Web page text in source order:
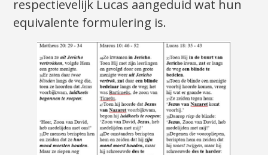
respectievelijk Lucas aangeduid wat hun
equivalente formulering is.